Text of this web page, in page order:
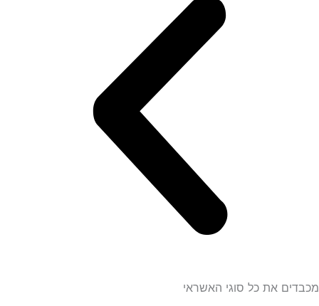
מכבדים את כל סוגי האשראי